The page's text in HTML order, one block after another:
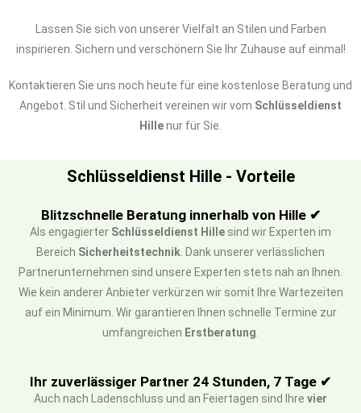
Lassen Sie sich von unserer Vielfalt an Stilen und Farben
inspirieren. Sichern und verschönern Sie Ihr Zuhause auf einmal!
Kontaktieren Sie uns noch heute für eine kostenlose Beratung und
Angebot. Stil und Sicherheit vereinen wir vom Schlüsseldienst
Hillenur für Sie.
Schlüsseldienst Hille - Vorteile
Blitzschnelle Beratung innerhalb von Hille ✔
Als engagierter Schlüsseldienst Hille sind wir Experten im
Bereich Sicherheitstechnik . Dank unserer verlässlichen
Partnerunternehmen sind unsere Experten stets nah an Ihnen.
Wie kein anderer Anbieter verkürzen wir somit Ihre Wartezeiten
auf ein Minimum. Wir garantieren Ihnen schnelle Termine zur
umfangreichen Erstberatung
Ihr zuverlässiger Partner 24 Stunden, 7 Tage ✔
Auch nach Ladenschluss und an Feiertagen sind Ihre vier